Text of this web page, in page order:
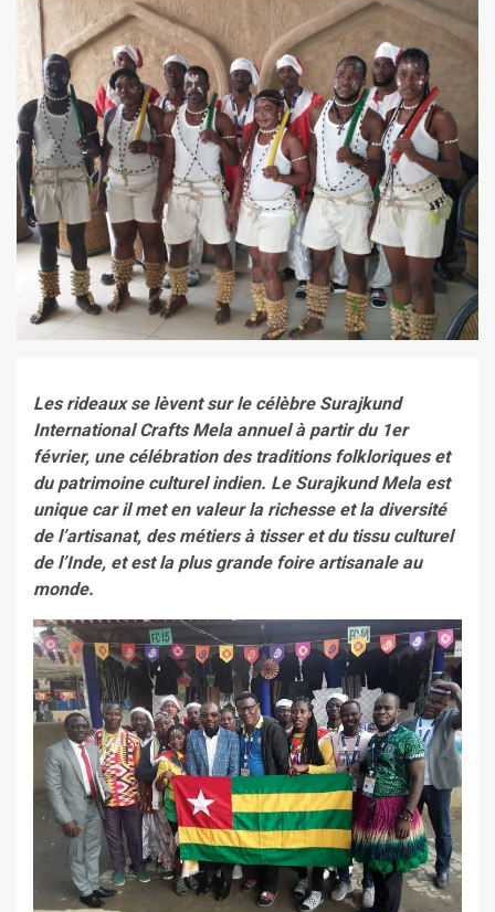
Les rideaux se lèvent sur le célèbre Surajkund
International Crafts Mela annuel à partir du 1er
février, une célébration des traditions folkloriques et
du patrimoine culturel indien. Le Surajkund Mela est
unique car il met en valeur la richesse et la diversité
de l’artisanat, des métiers à tisser et du tissu culturel
de l’Inde, et est la plus grande foire artisanale au
monde.